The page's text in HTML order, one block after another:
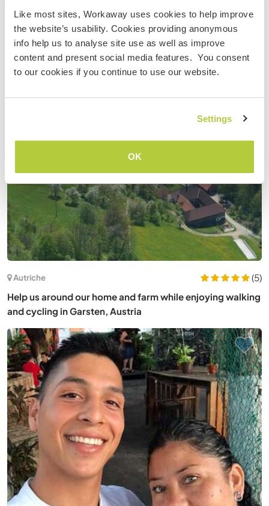
Like most sites, Workaway uses cookies to help improve
the website’s usability. Cookies providing anonymous
info help us to analyse site use as well as improve
content and present social media features. You consent
to our cookies if you continue to use our website.
Settings
OK
Autriche
(5)
Help us around our home and farm while enjoying walking
and cycling in Garsten, Austria